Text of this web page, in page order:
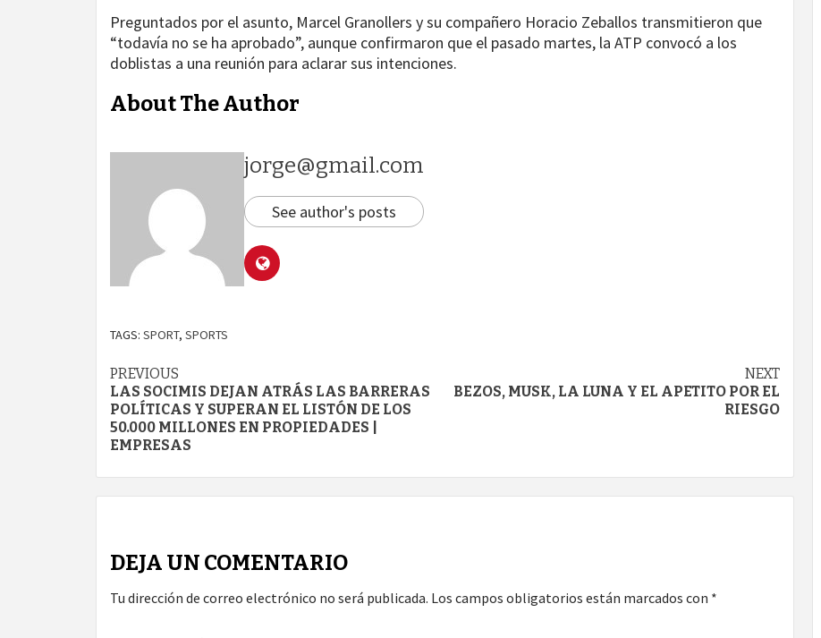
Preguntados por el asunto, Marcel Granollers y su compañero Horacio Zeballos transmitieron que
“todavía no se ha aprobado”, aunque confirmaron que el pasado martes, la ATP convocó a los
doblistas a una reunión para aclarar sus intenciones.
About The Author
jorge@gmail.com
See author's posts
TAGS: SPORT, SPORTS
Continue
Reading
PREVIOUS
LAS SOCIMIS DEJAN ATRÁS LAS BARRERAS
POLÍTICAS Y SUPERAN EL LISTÓN DE LOS
50.000 MILLONES EN PROPIEDADES |
EMPRESAS
NEXT
BEZOS, MUSK, LA LUNA Y EL APETITO POR EL
RIESGO
DEJA UN COMENTARIO
Tu dirección de correo electrónico no será publicada. Los campos obligatorios están marcados con *